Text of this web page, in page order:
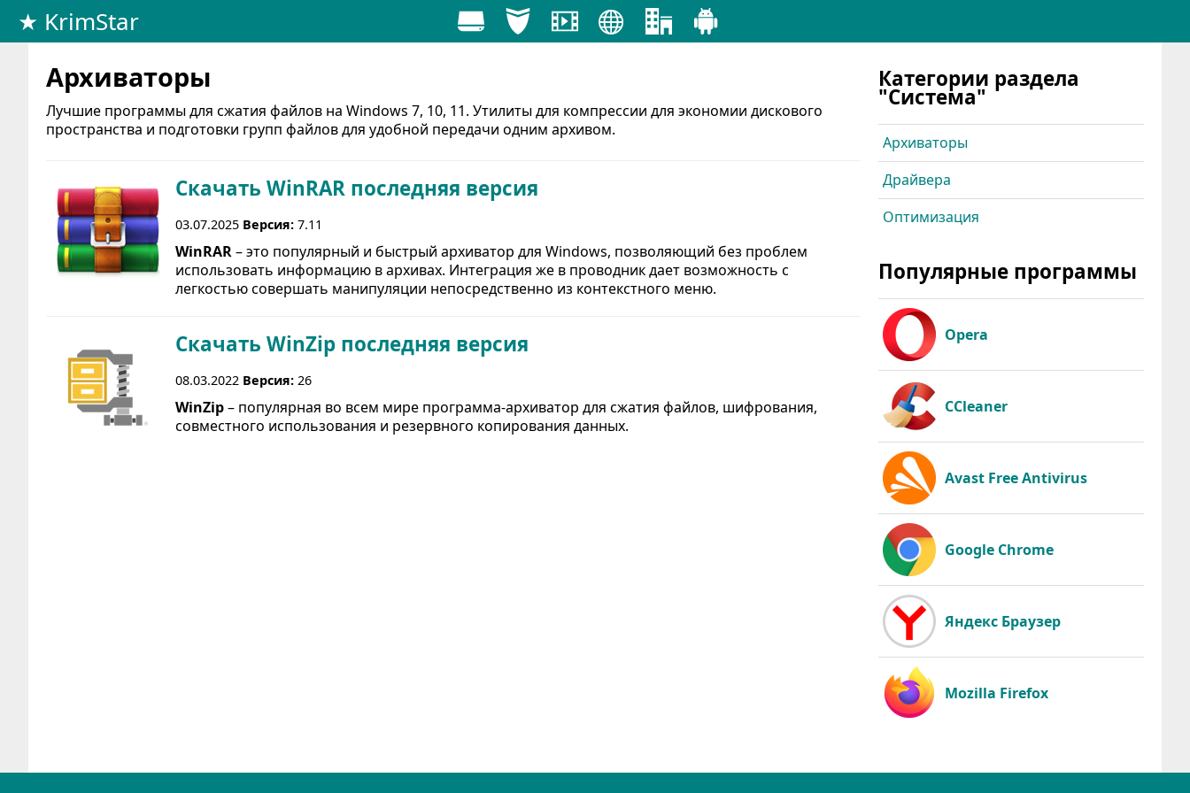
★ KrimStar
Архиваторы
Лучшие программы для сжатия файлов на Windows 7, 10, 11. Утилиты для компрессии для экономии дискового
пространства и подготовки групп файлов для удобной передачи одним архивом.
Скачать WinRAR последняя версия
03.07.2025 Версия: 7.11
WinRAR– это популярный и быстрый архиватор для Windows, позволяющий без проблем
использовать информацию в архивах. Интеграция же в проводник дает возможность с
легкостью совершать манипуляции непосредственно из контекстного меню.
Скачать WinZip последняя версия
08.03.2022 Версия: 26
WinZip– популярная во всем мире программа-архиватор для сжатия файлов, шифрования,
совместного использования и резервного копирования данных.
Категории раздела
"Система"
Архиваторы
Драйвера
Оптимизация
Популярные программы
Opera
CCleaner
Avast Free Antivirus
Google Chrome
Яндекс Браузер
Mozilla Firefox